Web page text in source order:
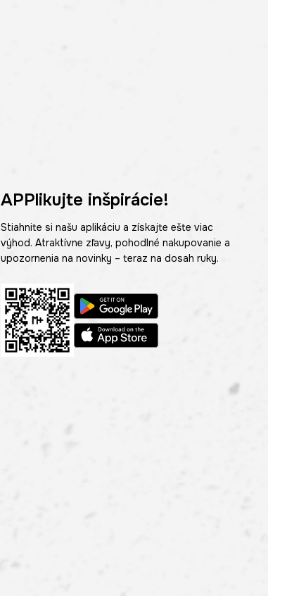
APPlikujte inšpirácie!
Stiahnite si našu aplikáciu a získajte ešte viac
výhod. Atraktívne zľavy, pohodlné nakupovanie a
upozornenia na novinky – teraz na dosah ruky.